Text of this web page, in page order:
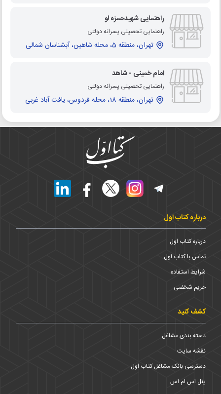
راهنمایی شهیدحمزه لو
راهنمایی تحصیلی پسرانه دولتی
تهران، منطقه 5، محله شاهین، آبشناسان شمالی
امام خمینی - شاهد
راهنمایی تحصیلی پسرانه دولتی
تهران، منطقه 18، محله فردوس، یافت آباد غربی
درباره کتاب اول
درباره کتاب اول
تماس با کتاب اول
شرایط استفاده
حریم شخضی
کشف کنید
دسته بندی مشاغل
نقشه سایت
دسترسی بانک مشاغل کتاب اول
پنل اس ام اس